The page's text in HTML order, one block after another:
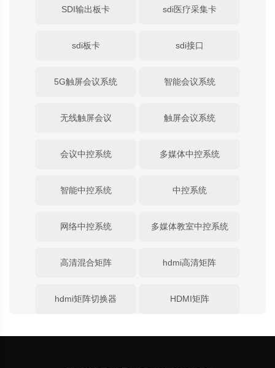
SDI输出板卡 sdi医疗采集卡
sdi板卡 sdi接口
5G触屏会议系统 智能会议系统
无线触屏会议 触屏会议系统
会议中控系统 多媒体中控系统
智能中控系统 中控系统
网络中控系统 多媒体教室中控系统
高清混合矩阵 hdmi高清矩阵
hdmi矩阵切换器 HDMI矩阵